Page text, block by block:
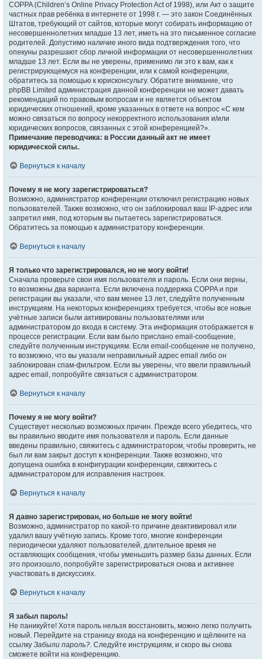
COPPA (Children’s Online Privacy Protection Act of 1998), или Акт о защите
частных прав ребёнка в интернете от 1998 г. — это закон Соединённых
Штатов, требующий от сайтов, которые могут собирать информацию от
несовершеннолетних младше 13 лет, иметь на это письменное согласие
родителей. Допустимо наличие иного вида подтверждения того, что
опекуны разрешают сбор личной информации от несовершеннолетних
младше 13 лет. Если вы не уверены, применимо ли это к вам, как к
регистрирующемуся на конференции, или к самой конференции,
обратитесь за помощью к юрисконсульту. Обратите внимание, что
phpBB Limited администрация данной конференции не может давать
рекомендаций по правовым вопросам и не является объектом
юридических отношений, кроме указанных в ответе на вопрос «С кем
можно связаться по вопросу некорректного использования и/или
юридических вопросов, связанных с этой конференцией?».
Примечание переводчика: в России данный акт не имеет
юридической силы..
Вернуться к началу
Почему я не могу зарегистрироваться?
Возможно, администратор конференции отключил регистрацию новых
пользователей. Также возможно, что он заблокировал ваш IP-адрес или
запретил имя, под которым вы пытаетесь зарегистрироваться.
Обратитесь за помощью к администратору конференции.
Вернуться к началу
Я только что зарегистрировался, но не могу войти!
Сначала проверьте свои имя пользователя и пароль. Если они верны,
то возможны два варианта. Если включена поддержка COPPA и при
регистрации вы указали, что вам менее 13 лет, следуйте полученным
инструкциям. На некоторых конференциях требуется, чтобы все новые
учётные записи были активированы пользователями или
администратором до входа в систему. Эта информация отображается в
процессе регистрации. Если вам было прислано email-сообщение,
следуйте полученным инструкциям. Если email-сообщение не получено,
то возможно, что вы указали неправильный адрес email либо он
заблокирован спам-фильтром. Если вы уверены, что ввели правильный
адрес email, попробуйте связаться с администратором.
Вернуться к началу
Почему я не могу войти?
Существует несколько возможных причин. Прежде всего убедитесь, что
вы правильно вводите имя пользователя и пароль. Если данные
введены правильно, свяжитесь с администратором, чтобы проверить, не
был ли вам закрыт доступ к конференции. Также возможно, что
допущена ошибка в конфигурации конференции, свяжитесь с
администратором для исправления настроек.
Вернуться к началу
Я давно зарегистрирован, но больше не могу войти!
Возможно, администратор по какой-то причине деактивировал или
удалил вашу учётную запись. Кроме того, многие конференции
периодически удаляют пользователей, длительное время не
оставляющих сообщения, чтобы уменьшить размер базы данных. Если
это произошло, попробуйте зарегистрироваться снова и активнее
участвовать в дискуссиях.
Вернуться к началу
Я забыл пароль!
Не паникуйте! Хотя пароль нельзя восстановить, можно легко получить
новый. Перейдите на страницу входа на конференцию и щёлкните на
ссылку Забыли пароль?. Следуйте инструкциям, и скоро вы снова
сможете войти на конференцию.